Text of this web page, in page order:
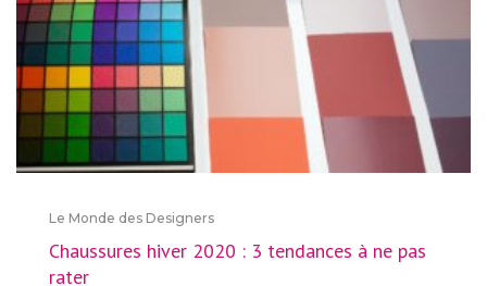
Le Monde des Designers
Chaussures hiver 2020 : 3 tendances à ne pas
rater